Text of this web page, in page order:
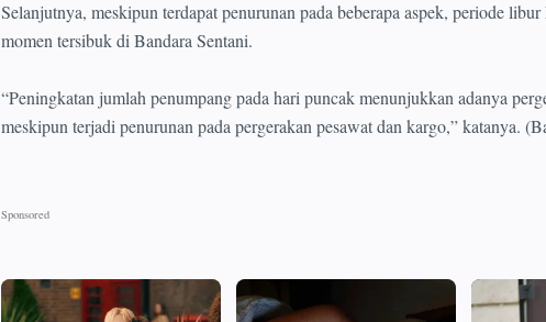
Selanjutnya, meskipun terdapat penurunan pada beberapa aspek, periode
momen tersibuk di Bandara Sentani.
“Peningkatan jumlah penumpang pada hari puncak menunjukkan adanya
meskipun terjadi penurunan pada pergerakan pesawat dan kargo,” katanya.